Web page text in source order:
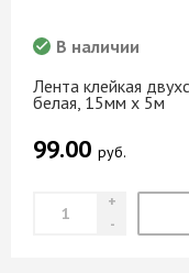
Лента клейкая
белая, 15мм х 5м
В наличии
99.00 руб.